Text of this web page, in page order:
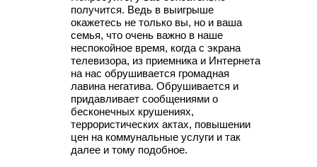
получится. Ведь в выигрыше
окажетесь не только вы, но и ваша
семья, что очень важно в наше
неспокойное время, когда с экрана
телевизора, из приемника и Интернета
на нас обрушивается громадная
лавина негатива. Обрушивается и
придавливает сообщениями о
бесконечных крушениях,
террористических актах, повышении
цен на коммунальные услуги и так
далее и тому подобное.